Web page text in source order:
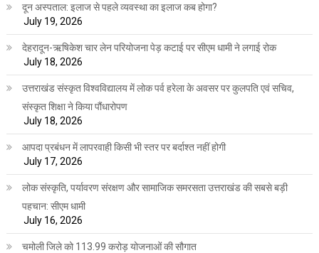
दून अस्पताल: इलाज से पहले व्यवस्था का इलाज कब होगा?
July 19, 2026
देहरादून-ऋषिकेश चार लेन परियोजना पेड़ कटाई पर सीएम धामी ने लगाई रोक
July 18, 2026
उत्तराखंड संस्कृत विश्वविद्यालय में लोक पर्व हरेला के अवसर पर कुलपति एवं सचिव,
संस्कृत शिक्षा ने किया पौंधारोपण
July 18, 2026
आपदा प्रबंधन में लापरवाही किसी भी स्तर पर बर्दाश्त नहीं होगी
July 17, 2026
लोक संस्कृति, पर्यावरण संरक्षण और सामाजिक समरसता उत्तराखंड की सबसे बड़ी
पहचान: सीएम धामी
July 16, 2026
चमोली जिले को 113.99 करोड़ योजनाओं की सौगात